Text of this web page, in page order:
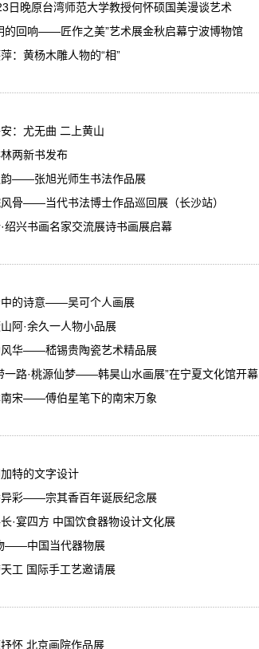
日晚原台湾师范大学教授何怀硕国美漫谈艺术
的回响——匠作之美”艺术展金秋启幕宁波博物馆
：黄杨木雕人物的“相”
：尤无曲 二上黄山
两新书发布
韵——张旭光师生书法作品展
骨——当代书法博士作品巡回展（长沙站）
绍兴书画名家交流展诗书画展启幕
的诗意——吴可个人画展
阿·余久一人物小品展
华——嵇锡贵陶瓷艺术精品展
一路·桃源仙梦——韩昊山水画展”在宁夏文化馆开幕
南宋——傅伯星笔下的南宋万象
特的文字设计
彩——宗其香百年诞辰纪念展
·宴四方 中国饮食器物设计文化展
——中国当代器物展
工 国际手工艺邀请展
怀 北京画院作品展